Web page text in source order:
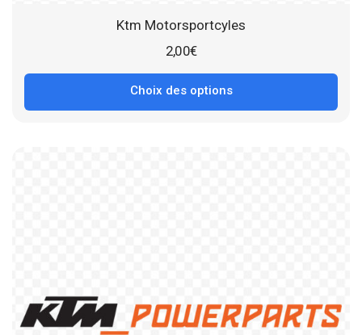
Ktm Motorsportcyles
2,00€
Choix des options